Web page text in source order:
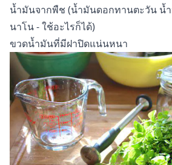
น้ำมันจากพืช (น้ำมันดอกทานตะวัน น้
นาโน - ใช้อะไรก็ได้)
ขวดน้ำมันที่มีฝาปิดแน่นหนา